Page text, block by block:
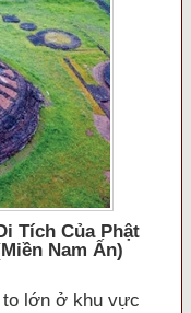
Tích Của Phật
Nam Ấn)
lớn ở khu vực